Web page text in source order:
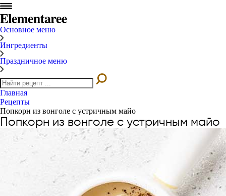
Основное меню
Ингредиенты
Праздничное меню
Главная
Рецепты
Попкорн из вонголе с устричным майо
Попкорн из вонголе с устричным майо